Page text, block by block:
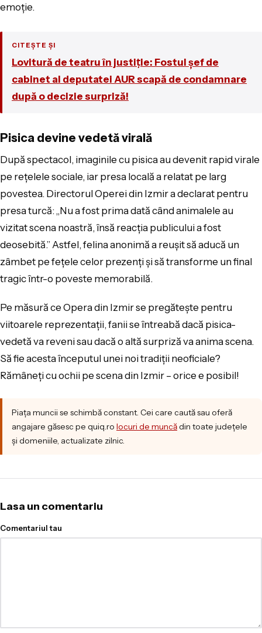
emoție.
CITEȘTE ȘI
Lovitură de teatru în justiţie: Fostul şef de
cabinet al deputatei AUR scapă de condamnare
după o decizie surpriză!
Pisica devine vedetă virală
După spectacol, imaginile cu pisica au devenit rapid virale
pe rețelele sociale, iar presa locală a relatat pe larg
povestea. Directorul Operei din Izmir a declarat pentru
presa turcă: „Nu a fost prima dată când animalele au
vizitat scena noastră, însă reacția publicului a fost
deosebită.” Astfel, felina anonimă a reușit să aducă un
zâmbet pe fețele celor prezenți și să transforme un final
tragic într-o poveste memorabilă.
Pe măsură ce Opera din Izmir se pregătește pentru
viitoarele reprezentații, fanii se întreabă dacă pisica-
vedetă va reveni sau dacă o altă surpriză va anima scena.
Să fie acesta începutul unei noi tradiții neoficiale?
Rămâneți cu ochii pe scena din Izmir – orice e posibil!
Piața muncii se schimbă constant. Cei care caută sau oferă
angajare găsesc pe quiq.ro locuri de muncădin toate județele
și domeniile, actualizate zilnic.
Lasa un comentariu
Comentariul tau